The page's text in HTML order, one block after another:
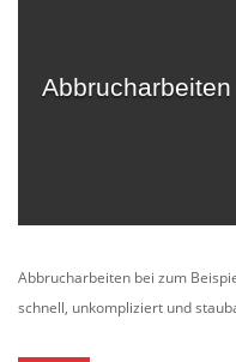
Abbrucharbeiten
Abbrucharbeiten bei zum
schnell, unkompliziert und